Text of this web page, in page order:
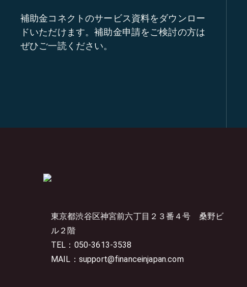
補助金コネクトのサービス資料をダウンロー
ドいただけます。補助金申請をご検討の方は
ぜひご一読ください。
東京都渋谷区神宮前六丁目２３番４号 桑野ビ
ル２階
TEL：050-3613-3538
MAIL：support@financeinjapan.com